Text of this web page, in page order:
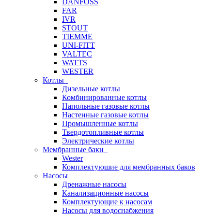
DANFOSS
FAR
IVR
STOUT
TIEMME
UNI-FITT
VALTEC
WATTS
WESTER
Котлы
Дизельные котлы
Комбинированные котлы
Напольные газовые котлы
Настенные газовые котлы
Промышленные котлы
Твердотопливные котлы
Электрические котлы
Мембранные баки
Wester
Комплектуюшие для мембранных баков
Насосы
Дренажные насосы
Канализационные насосы
Комплектующие к насосам
Насосы для водоснабжения